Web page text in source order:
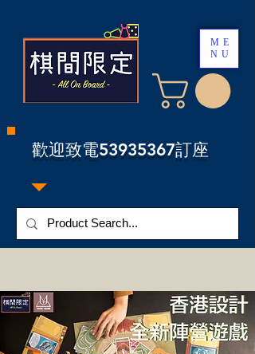
​歡迎致電53935367訂座
ME
NU